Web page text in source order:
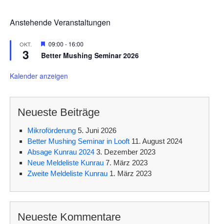
Anstehende Veranstaltungen
OKT.
3
H
r
o
e
o
e
n
09:00 - 16:00
Better Mushing Seminar 2026
Kalender anzeigen
Neueste Beiträge
Mikroförderung 5. Juni 2026
Better Mushing Seminar in Looft 11. August 2024
Absage Kunrau 2024 3. Dezember 2023
Neue Meldeliste Kunrau 7. März 2023
Zweite Meldeliste Kunrau 1. März 2023
Neueste Kommentare